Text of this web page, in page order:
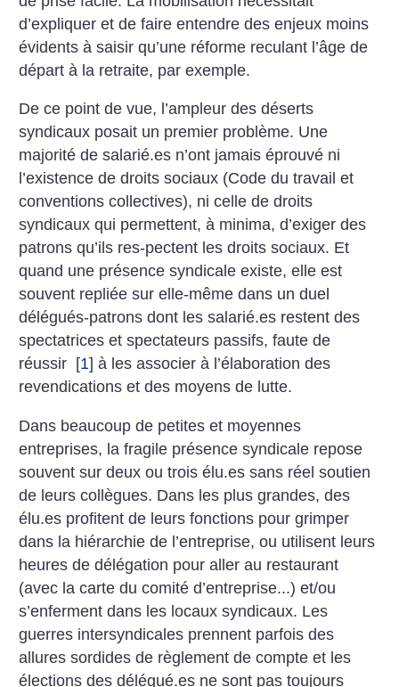
d’expliquer et de faire entendre des enjeux moins
évidents à saisir qu’une réforme reculant l’âge de
départ à la retraite, par exemple.
De ce point de vue, l’ampleur des déserts
syndicaux posait un premier problème. Une
majorité de salarié.es n’ont jamais éprouvé ni
l’existence de droits sociaux (Code du travail et
conventions collectives), ni celle de droits
syndicaux qui permettent, à minima, d’exiger des
patrons qu’ils res-pectent les droits sociaux. Et
quand une présence syndicale existe, elle est
souvent repliée sur elle-même dans un duel
délégués-patrons dont les salarié.es restent des
spectatrices et spectateurs passifs, faute de
réussir [1] à les associer à l’élaboration des
revendications et des moyens de lutte.
Dans beaucoup de petites et moyennes
entreprises, la fragile présence syndicale repose
souvent sur deux ou trois élu.es sans réel soutien
de leurs collègues. Dans les plus grandes, des
élu.es profitent de leurs fonctions pour grimper
dans la hiérarchie de l’entreprise, ou utilisent leurs
heures de délégation pour aller au restaurant
(avec la carte du comité d’entreprise...) et/ou
s’enferment dans les locaux syndicaux. Les
guerres intersyndicales prennent parfois des
allures sordides de règlement de compte et les
élections des délégué.es ne sont pas toujours